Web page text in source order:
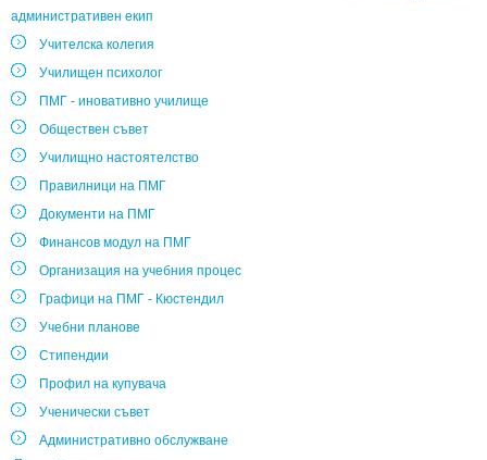
административен екип
Учителска колегия
Училищен психолог
ПМГ - иновативно училище
Обществен съвет
Училищно настоятелство
Правилници на ПМГ
Документи на ПМГ
Финансов модул на ПМГ
Организация на учебния процес
Графици на ПМГ - Кюстендил
Учебни планове
Стипендии
Профил на купувача
Ученически съвет
Административно обслужване